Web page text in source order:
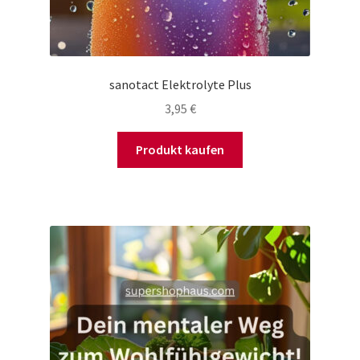
sanotact Elektrolyte Plus
3,95 €
Produkt kaufen